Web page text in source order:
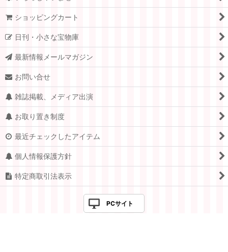
ショッピングカート
日刊・小さな宝物庫
最新情報メールマガジン
お問い合せ
雑誌掲載、メディア出演
お取り置き制度
最近チェックしたアイテム
個人情報保護方針
特定商取引法表示
PCサイト